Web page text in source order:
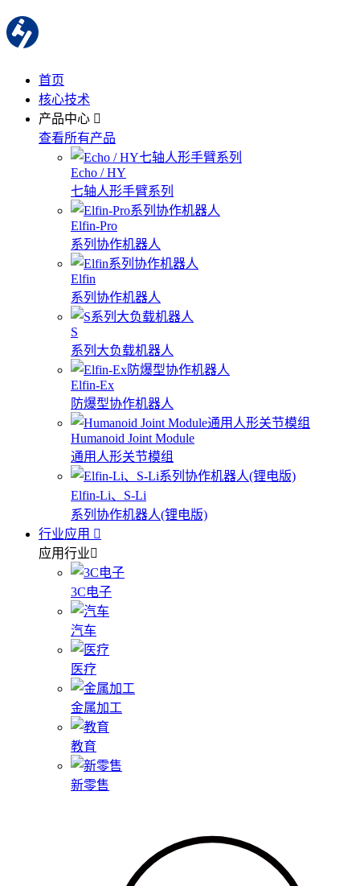
首页
核心技术
产品中心
查看所有产品
Echo / HY
七轴人形手臂系列
Elfin-Pro
系列协作机器人
Elfin
系列协作机器人
S
系列大负载机器人
Elfin-Ex
防爆型协作机器人
Humanoid Joint Module
通用人形关节模组
Elfin-Li、S-Li
系列协作机器人(锂电版)
行业应用
应用行业
3C电子
汽车
医疗
金属加工
教育
新零售